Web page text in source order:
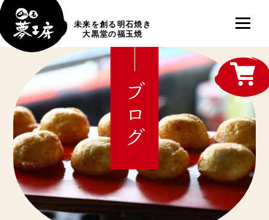
未来を創る明石焼き
大黒堂の福玉焼
ブログ shop